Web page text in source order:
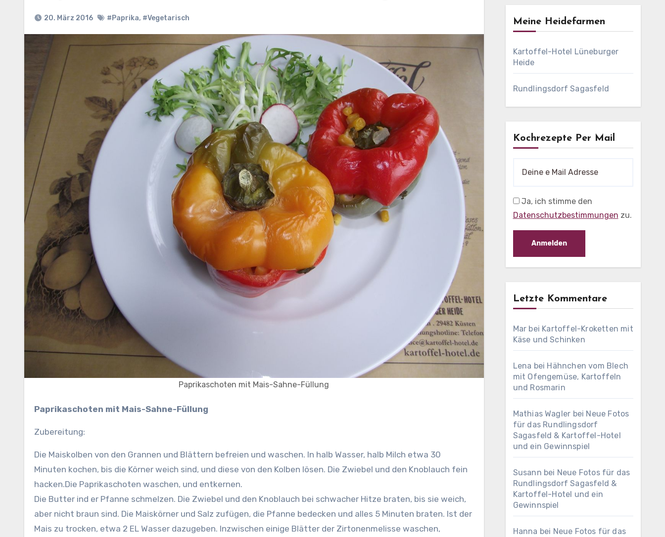
20. März 2016 #Paprika, #Vegetarisch
Paprikaschoten mit Mais-Sahne-Füllung
Paprikaschoten mit Mais-Sahne-Füllung
Zubereitung:
Die Maiskolben von den Grannen und Blättern befreien und waschen. In halb Wasser, halb Milch etwa 30
Minuten kochen, bis die Körner weich sind, und diese von den Kolben lösen. Die Zwiebel und den Knoblauch fein
hacken.Die Paprikaschoten waschen, und entkernen.
Die Butter ind er Pfanne schmelzen. Die Zwiebel und den Knoblauch bei schwacher Hitze braten, bis sie weich,
aber nicht braun sind. Die Maiskörner und Salz zufügen, die Pfanne bedecken und alles 5 Minuten braten. Ist der
Mais zu trocken, etwa 2 EL Wasser dazugeben. Inzwischen einige Blätter der Zirtonenmelisse waschen,
Meine Heidefarmen
Kartoffel-Hotel Lüneburger
Heide
Rundlingsdorf Sagasfeld
Kochrezepte Per Mail
Ja, ich stimme den
Datenschutzbestimmungen zu.
Letzte Kommentare
Mar bei Kartoffel-Kroketten mit
Käse und Schinken
Lena bei Hähnchen vom Blech
mit Ofengemüse, Kartoffeln
und Rosmarin
Mathias Wagler bei Neue Fotos
für das Rundlingsdorf
Sagasfeld & Kartoffel-Hotel
und ein Gewinnspiel
Susann bei Neue Fotos für das
Rundlingsdorf Sagasfeld &
Kartoffel-Hotel und ein
Gewinnspiel
Hanna bei Neue Fotos für das